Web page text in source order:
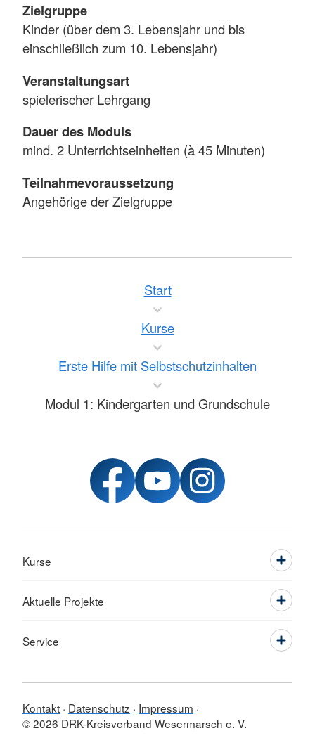
Zielgruppe
Kinder (über dem 3. Lebensjahr und bis
einschließlich zum 10. Lebensjahr)
Veranstaltungsart
spielerischer Lehrgang
Dauer des Moduls
mind. 2 Unterrichtseinheiten (à 45 Minuten)
Teilnahmevoraussetzung
Angehörige der Zielgruppe
Start
Kurse
Erste Hilfe mit Selbstschutzinhalten
Modul 1: Kindergarten und Grundschule
Kurse
Aktuelle Projekte
Service
Kontakt Datenschutz
Impressum
© 2026 DRK-Kreisverband Wesermarsch e. V.